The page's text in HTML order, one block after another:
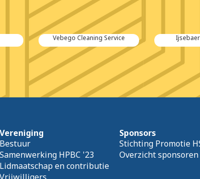
Vebego Cleaning Service
Vereniging
Bestuur
Samenwerking HPBC '23
Lidmaatschap en contributie
Sponsors
Stichting Promotie
Overzicht sponsoren